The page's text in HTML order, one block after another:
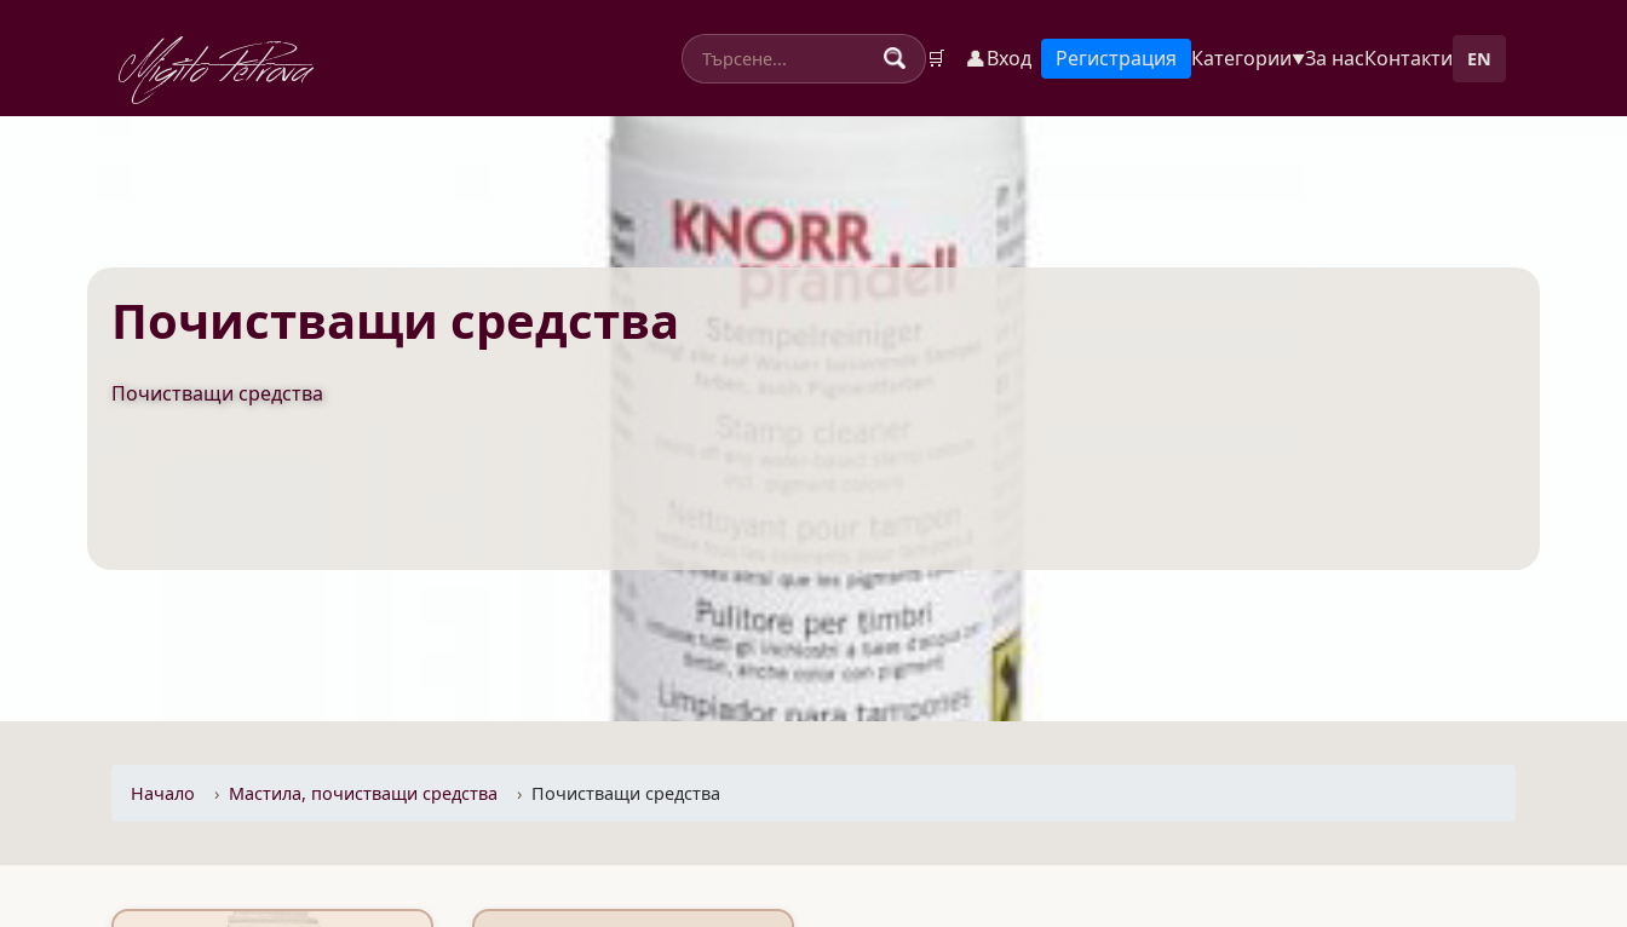
Migito Petrova 🛒 👤Вход Регистрация Категории▼За насКонтакти EN
Почистващи средства
Почистващи средства
Начало Mастила, почистващи средства Почистващи средства